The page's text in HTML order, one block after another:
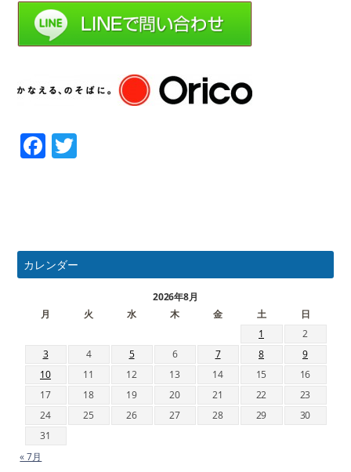
Facebook
カレンダー
2026年8月
月
火 水 木 金 土
日
1
2
3
4 5 6 7 8
9
10
11 12 13 14 15
16
17
18 19 20 21 22
23
24
25 26 27 28 29
30
31
« 7月